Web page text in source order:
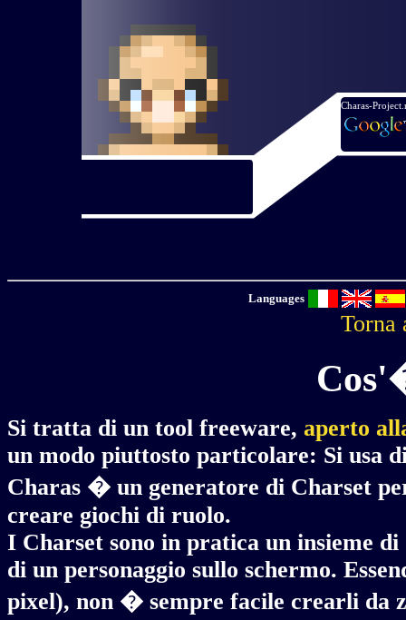
Charas-
Languages
Torna
Si tratta di un tool freeware, aperto
un modo piuttosto particolare: Si usa
Charas � un generatore di Charset
creare giochi di ruolo.
I Charset sono in pratica un insieme
di un personaggio sullo schermo.
pixel), non � sempre facile crearli da